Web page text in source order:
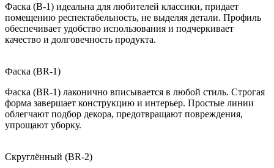
Фаска (B-1) идеальна для любителей классики, придает
помещению респектабельность, не выделяя детали. Профиль
обеспечивает удобство использования и подчеркивает
качество и долговечность продукта.
Фаска (BR-1)
Фаска (BR-1) лаконично вписывается в любой стиль. Строгая
форма завершает конструкцию и интерьер. Простые линии
облегчают подбор декора, предотвращают повреждения,
упрощают уборку.
Скруглённый (BR-2)